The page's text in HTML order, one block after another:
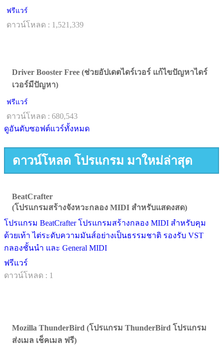
ฟรีแวร์
ดาวน์โหลด : 1,521,339
Driver Booster Free (ช่วยอัปเดตไดร์เวอร์ แก้ไขปัญหาไดร์
เวอร์มีปัญหา)
ฟรีแวร์
ดาวน์โหลด : 680,543
ดูอันดับซอฟต์แวร์ทั้งหมด
ดาวน์โหลด โปรแกรม มาใหม่ล่าสุด
BeatCrafter
(โปรแกรมสร้างจังหวะกลอง MIDI สำหรับแสดงสด)
โปรแกรม BeatCrafter โปรแกรมสร้างกลอง MIDI สำหรับคุม
ด้วยเท้า ไต่ระดับความมันส์อย่างเป็นธรรมชาติ รองรับ VST
กลองชั้นนำ และ General MIDI
ฟรีแวร์
ดาวน์โหลด : 1
Mozilla ThunderBird (โปรแกรม ThunderBird โปรแกรม
ส่งเมล เช็คเมล ฟรี)